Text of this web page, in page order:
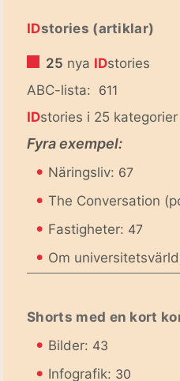
IDstories (artiklar)
25 nya IDstories
ABC-lista: 611
IDstories i 25 kategorier
Fyra exempel:
• Näringsliv: 67
• The Conversation
• Fastigheter: 47
• Om
Shorts med en kort
• Bilder: 43
• Infografik: 30